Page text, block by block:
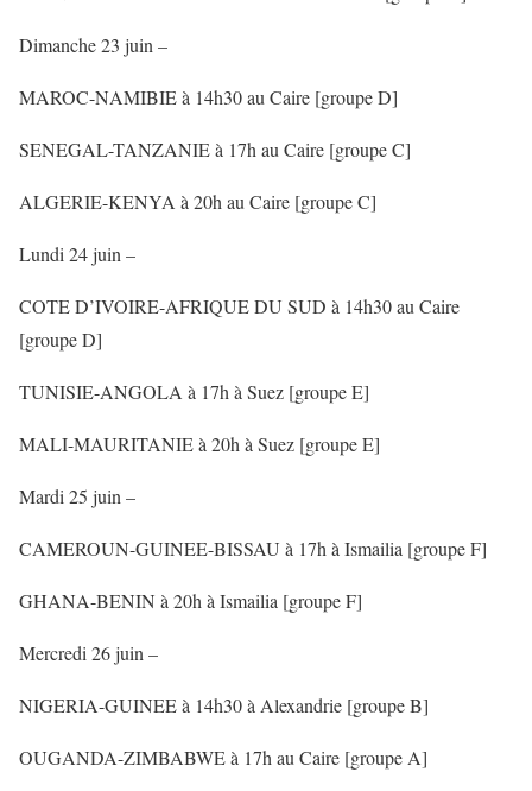
Dimanche 23 juin –
MAROC-NAMIBIE à 14h30 au Caire [groupe D]
SENEGAL-TANZANIE à 17h au Caire [groupe C]
ALGERIE-KENYA à 20h au Caire [groupe C]
Lundi 24 juin –
COTE D’IVOIRE-AFRIQUE DU SUD à 14h30 au Caire
[groupe D]
TUNISIE-ANGOLA à 17h à Suez [groupe E]
MALI-MAURITANIE à 20h à Suez [groupe E]
Mardi 25 juin –
CAMEROUN-GUINEE-BISSAU à 17h à Ismailia [groupe F]
GHANA-BENIN à 20h à Ismailia [groupe F]
Mercredi 26 juin –
NIGERIA-GUINEE à 14h30 à Alexandrie [groupe B]
OUGANDA-ZIMBABWE à 17h au Caire [groupe A]